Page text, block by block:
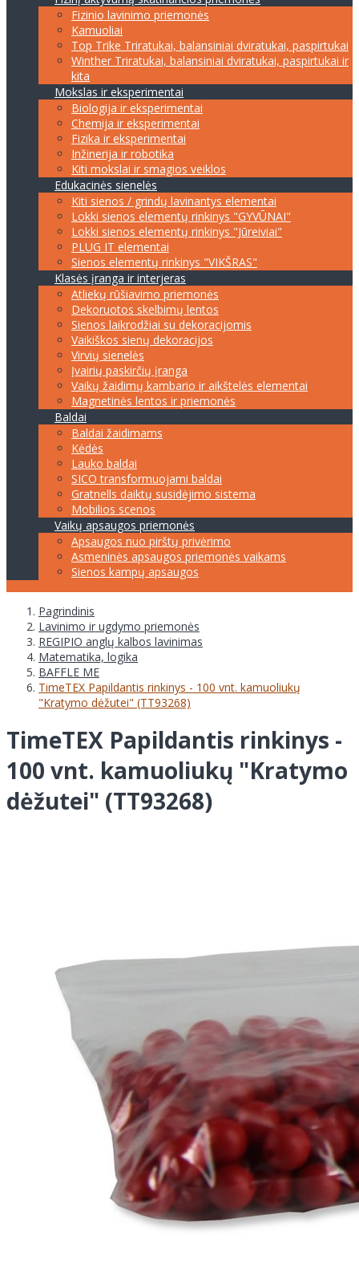
Fizinio lavinimo priemonės
Kamuoliai
Top Trike Triratukai, balansiniai dviratukai, paspirtukai
Winther Triratukai, balansiniai dviratukai, paspirtukai ir
kita
Mokslas ir eksperimentai
Biologija ir eksperimentai
Chemija ir eksperimentai
Fizika ir eksperimentai
Inžinerija ir robotika
Kiti mokslai ir smagios veiklos
Edukacinės sienelės
Kiti sienos / grindų lavinantys elementai
Lokki sienos elementų rinkinys "GYVŪNAI"
Lokki sienos elementų rinkinys "Jūreiviai"
PLUG IT elementai
Sienos elementų rinkinys "VIKŠRAS"
Klasės įranga ir interjeras
Atliekų rūšiavimo priemonės
Dekoruotos skelbimų lentos
Sienos laikrodžiai su dekoracijomis
Vaikiškos sienų dekoracijos
Virvių sienelės
Įvairių paskirčių įranga
Vaikų žaidimų kambario ir aikštelės elementai
Magnetinės lentos ir priemonės
Baldai
Baldai žaidimams
Kėdės
Lauko baldai
SICO transformuojami baldai
Gratnells daiktų susidėjimo sistema
Mobilios scenos
Vaikų apsaugos priemonės
Apsaugos nuo pirštų privėrimo
Asmeninės apsaugos priemonės vaikams
Sienos kampų apsaugos
Pagrindinis
Lavinimo ir ugdymo priemonės
REGIPIO anglų kalbos lavinimas
Matematika, logika
BAFFLE ME
TimeTEX Papildantis rinkinys - 100 vnt. kamuoliukų
"Kratymo dėžutei" (TT93268)
TimeTEX Papildantis rinkinys -
100 vnt. kamuoliukų "Kratymo
dėžutei" (TT93268)